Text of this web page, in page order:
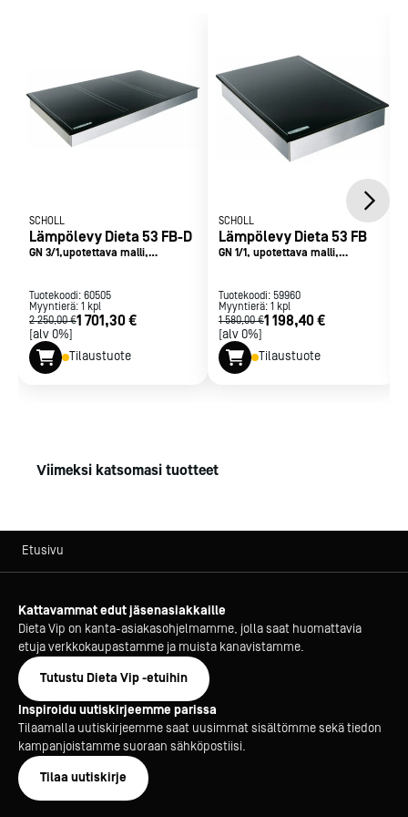
SCHOLL
Lämpölevy Dieta 53 FB-D
GN 3/1,upotettava malli,
Tuotekoodi: 60505
Myyntierä: 1 kpl
2 250,00 €1 701,30 €
[alv 0%]
Tilaustuote
SCHOLL
Lämpölevy Dieta 53 FB
GN 1/1, upotettava malli,
Tuotekoodi: 59960
Myyntierä: 1 kpl
1 580,00 €1 198,40 €
[alv 0%]
Tilaustuote
Viimeksi katsomasi tuotteet
Etusivu
Kattavammat edut jäsenasiakkaille
Dieta Vip on kanta-asiakasohjelmamme, jolla saat huomattavia
etuja verkkokaupastamme ja muista kanavistamme.
Tutustu Dieta Vip -etuihin
Inspiroidu uutiskirjeemme parissa
Tilaamalla uutiskirjeemme saat uusimmat sisältömme sekä tiedon
kampanjoistamme suoraan sähköpostiisi.
Tilaa uutiskirje